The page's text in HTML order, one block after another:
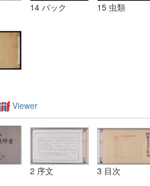
14 バック 15 虫類
Viewer
2 序文 3 目次